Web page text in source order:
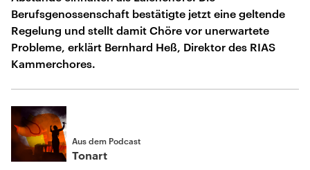
Berufsgenossenschaft bestätigte jetzt eine geltende
Regelung und stellt damit Chöre vor unerwartete
Probleme, erklärt Bernhard Heß, Direktor des RIAS
Kammerchores.
Aus dem Podcast
Tonart